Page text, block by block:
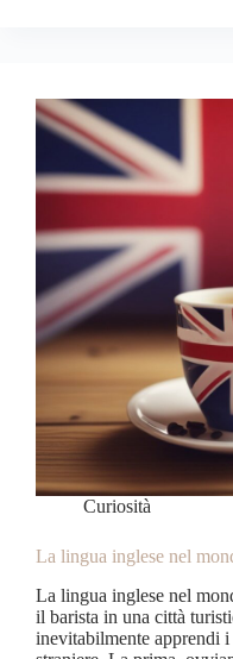
Curiosità
La lingua inglese nel
La lingua inglese nel
il barista in una città
inevitabilmente apprendi